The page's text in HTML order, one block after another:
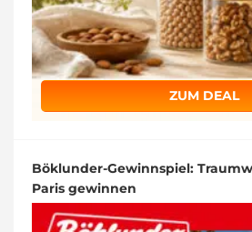
ZUM DEAL
Böklunder-Gewinnspiel:
Paris gewinnen